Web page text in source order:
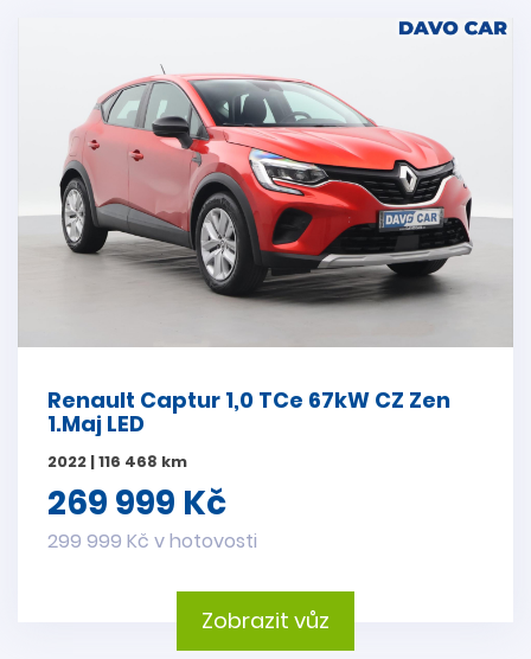
Renault Captur 1,0 TCe 67kW CZ Zen
1.Maj LED
2022 | 116 468 km
269 999 Kč
299 999 Kč v hotovosti
Zobrazit vůz